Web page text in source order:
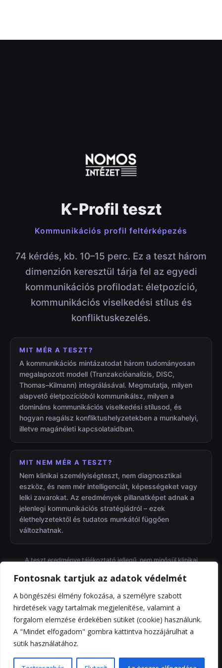
Fontosnak tartjuk az adatok védelmét
A böngészési élmény fokozása, a személyre szabott
hirdetések vagy tartalmak megjelenítése, valamint a
forgalom elemzése érdekében sütiket (cookie) használunk.
A "Mindet elfogadom" gombra kattintva hozzájárulhat a
sütik használatához.
K-Profil teszt
Kommunikációs profil feltérképezés
74 kérdés, kb. 10–15 perc. Ez a teszt három
dimenzión keresztül tárja fel az egyedi
kommunikációs profilodat: életpozíció,
kommunikációs viselkedési stílus és
konfliktuskezelés.
MIT MÉR A TESZT?
A kommunikációs mintázatodat három tudományosan
megalapozott modell (Tranzakcióanalízis, DISC,
Thomas–Kilmann) integrálásával. Megmutatja, milyen
alapvető életpozícióból kommunikálsz, milyen a
domináns kommunikációs viselkedési stílusod, és
hogyan reagálsz konfliktushelyzetekben a munkahelyi,
illetve magánéleti kapcsolataidban.
MIT NEM MÉR A TESZT?
Nem klinikai személyiségteszt, nem diagnosztikai
eszköz, és nem mér intelligenciát, képességeket vagy
lelki zavarokat. Az eredmények pillanatképet adnak a
jelenlegi kommunikációs stratégiádról – ezek
élethelyzetektől és tudatos munkától függően
változhatnak.
A teszt eredménye tájékoztató jellegű, nem minősül klinikai
tájékoztatást.
Kezdés